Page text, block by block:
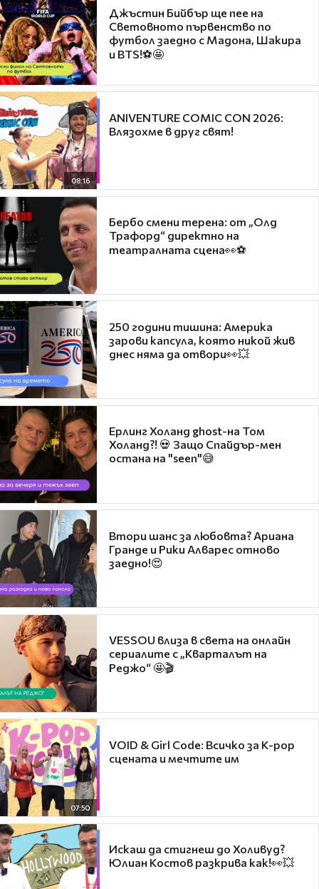
Джъстин Бийбър ще пее на
Световното първенство по
футбол заедно с Мадона, Шакира
и BTS!⚽🤩
08:16
ANIVENTURE COMIC CON 2026:
Влязохме в друг свят!
Бербо смени терена: от „Олд
Трафорд“ директно на
театралната сцена👀⚽
250 години тишина: Америка
зарови капсула, която никой жив
днес няма да отвори👀💥
Ерлинг Холанд ghost-на Том
Холанд?! 💀 Защо Спайдър-мен
остана на "seen"😅
Втори шанс за любовта? Ариана
Гранде и Рики Алварес отново
заедно!😍
VESSOU влиза в света на онлайн
сериалите с „Кварталът на
Реджо“ 🤩🎬
07:50
VOID & Girl Code: Всичко за K-pop
сцената и мечтите им
Искаш да стигнеш до Холивуд?
Юлиан Костов разкрива как!👀💥